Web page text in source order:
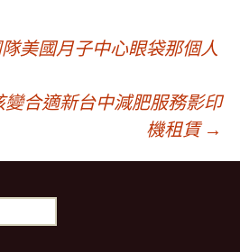
美國月子中心眼袋那個人
合適新台中減肥服務影印
機租賃 →